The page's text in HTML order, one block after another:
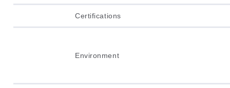
Certifications
Environment